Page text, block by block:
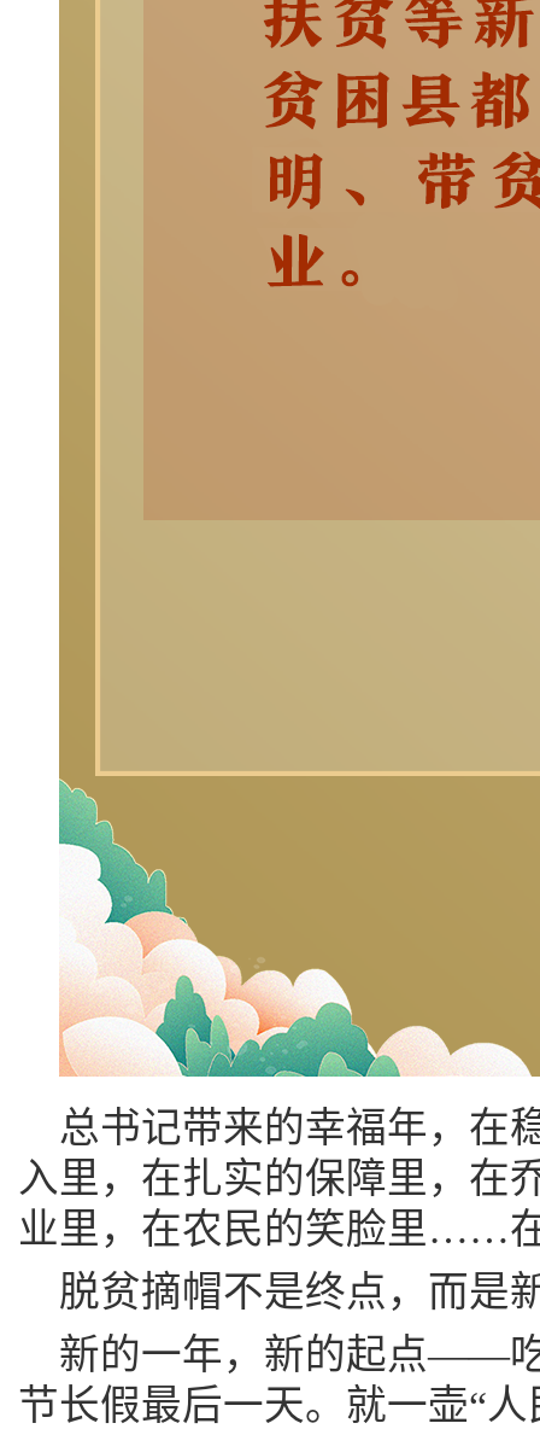
总书记带来的幸福年，在
入里，在扎实的保障里，在
业里，在农民的笑脸里……
脱贫摘帽不是终点，而是
新的一年，新的起点——
节长假最后一天。就一壶“